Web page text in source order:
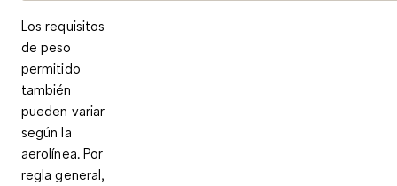
Los requisitos
de peso
permitido
también
pueden variar
según la
aerolínea. Por
regla general,